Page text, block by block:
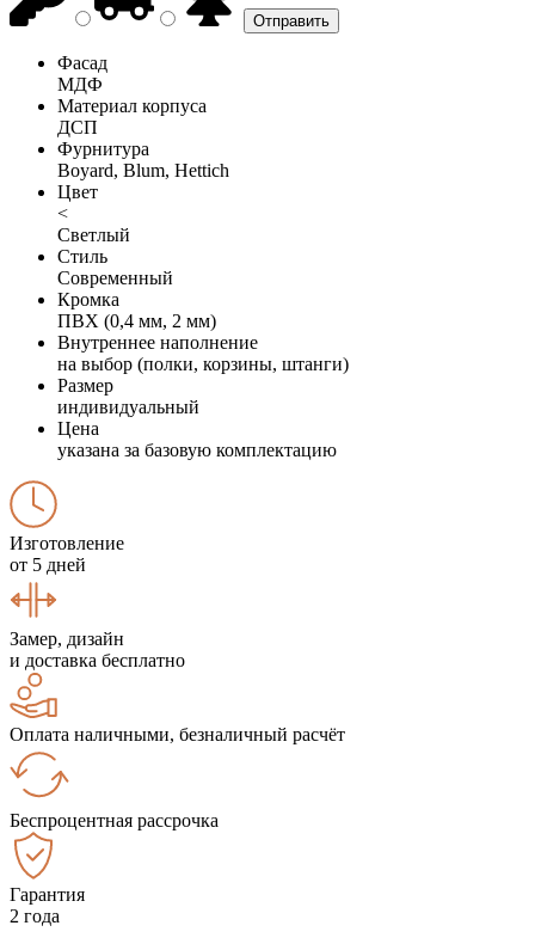
Фасад
МДФ
Материал корпуса
ДСП
Фурнитура
Boyard, Blum, Hettich
Цвет
<
Светлый
Стиль
Современный
Кромка
ПВХ (0,4 мм, 2 мм)
Внутреннее наполнение
на выбор (полки, корзины, штанги)
Размер
индивидуальный
Цена
указана за базовую комплектацию
Изготовление
от 5 дней
Замер, дизайн
и доставка бесплатно
Оплата наличными, безналичный расчёт
Беспроцентная рассрочка
Гарантия
2 года